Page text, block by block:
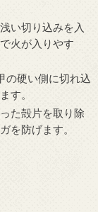
い切り込みを入
火が入りやす
の硬い側に切れ込
す。
た殻片を取り除
を防げます。